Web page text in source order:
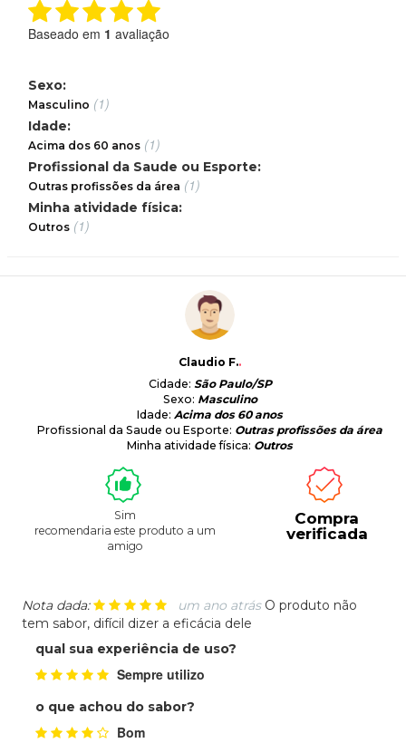
Baseado em 1 avaliação
Sexo:
Masculino (1)
Idade:
Acima dos 60 anos (1)
Profissional da Saude ou Esporte:
Outras profissões da área (1)
Minha atividade física:
Outros (1)
Claudio F..
Cidade: São Paulo/SP
Sexo: Masculino
Idade: Acima dos 60 anos
Profissional da Saude ou Esporte: Outras profissões da área
Minha atividade física: Outros
Sim
recomendaria este produto a um
amigo
Compra
verificada
Nota dada: um ano atrás O produto não
tem sabor, difícil dizer a eficácia dele
qual sua experiência de uso?
Sempre utilizo
o que achou do sabor?
Bom